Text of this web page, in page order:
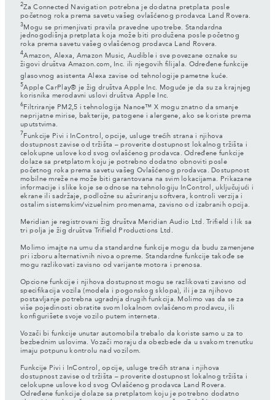
2Za Connected Navigation potrebna je dodatna pretplata posle
početnog roka prema savetu vašeg ovlašćenog prodavca Land Rovera.
3 Mogu se primenjivati pravila pravedne upotrebe. Standardna
jednogodišnja pretplata koja može biti produžena posle početnog
roka prema savetu vašeg ovlašćenog prodavca Land Rovera.
4Amazon, Alexa, Amazon Music, Audible i sve povezane oznake su
žigovi društva Amazon.com, Inc. ili njegovih filijala. Određene funkcije
glasovnog asistenta Alexa zavise od tehnologije pametne kuće.
5Apple CarPlay® je žig društva Apple Inc. Moguće je da su za krajnjeg
korisnika merodavni uslovi društva Apple Inc.
6 Filtriranje PM2,5 i tehnologija Nanoe™ X mogu znatno da smanje
neprijatne mirise, bakterije, patogene i alergene, ako se koriste prema
uputstvima.
7 Funkcije Pivi i InControl, opcije, usluge trećih strana i njihova
dostupnost zavise od tržišta – proverite dostupnost lokalnog tržišta i
celokupne uslove kod svog ovlašćenog prodavca. Određene funkcije
dolaze sa pretplatom koju je potrebno dodatno obnoviti posle
početnog roka prema savetu vašeg Ovlašćenog prodavca. Dostupnost
mobilne mreže ne može biti garantovana na svim lokacijama. Prikazane
informacije i slike koje se odnose na tehnologiju InControl, uključujući i
ekrane ili sadržaje, podložne su ažuriranju softvera, kontroli verzija i
ostalim sistemskim/vizuelnim promenama, zavisno od izabranih opcija.
Meridian je registrovani žig društva Meridian Audio Ltd. Trifield i lik sa
tri polja je žig društva Trifield Productions Ltd.
Molimo imajte na umu da standardne funkcije mogu da budu zamenjene
pri izboru alternativnih nivoa opreme. Standardne funkcije takođe se
mogu razlikovati zavisno od varijante motora i prenosa.
Opcione funkcije i njihova dostupnost mogu se razlikovati zavisno od
specifikacija vozila (modela i pogonskog sklopa), ili je za njihovo
postavljanje potrebna ugradnja drugih funkcija. Molimo vas da se za
više pojedinosti obratite svom lokalnom ovlašćenom prodavcu, ili
konfigurišete svoje vozilo putem interneta.
Vozači bi funkcije unutar automobila trebalo da koriste samo u za to
bezbednim uslovima. Vozači moraju da obezbede da u svakom trenutku
imaju potpunu kontrolu nad vozilom.
Funkcije Pivi i InControl, opcije, usluge trećih strana i njihova
dostupnost zavise od tržišta – proverite dostupnost lokalnog tržišta i
celokupne uslove kod svog Ovlašćenog prodavca Land Rovera.
Određene funkcije dolaze sa pretplatom koju je potrebno dodatno